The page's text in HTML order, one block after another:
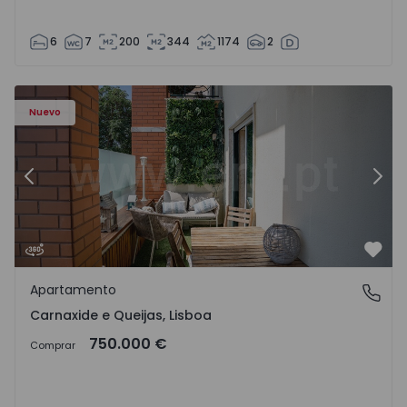
6 7 200 344 1174 2
Nuevo
- 19
Apartamento T3 Oeiras, Carnaxide e Queijas - 1524029 - 1
Anterior
Carnaxide e Queijas, Lisboa
Apartamento
Carnaxide e Queijas, Lisboa
Comprar 750.000 €